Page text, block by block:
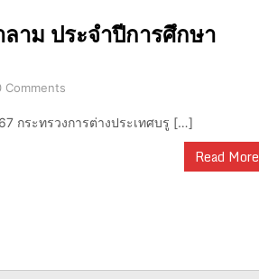
าม ประจำปีการศึกษา
Comments
กระทรวงการต่างประเทศบรู […]
Read More